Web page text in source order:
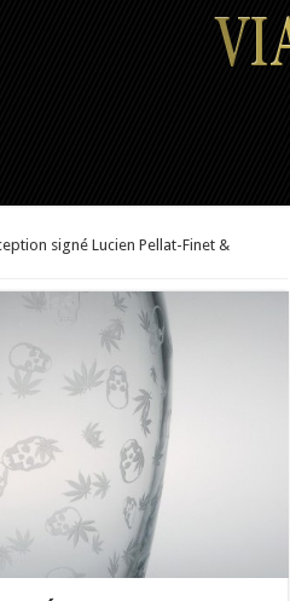
signé Lucien Pellat-Finet &